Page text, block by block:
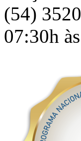
(54)
07:30h